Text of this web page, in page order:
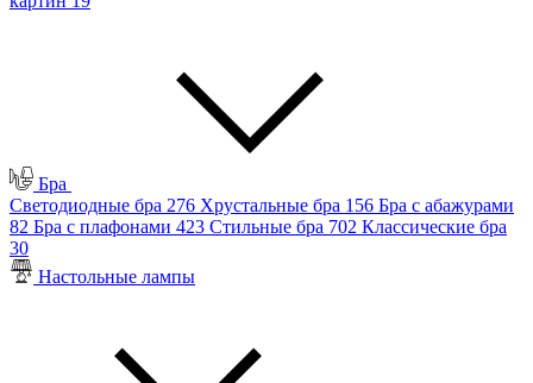
Бра
Светодиодные бра 276 Хрустальные бра 156 Бра с абажурами
82 Бра с плафонами 423 Стильные бра 702 Классические бра
30
Настольные лампы